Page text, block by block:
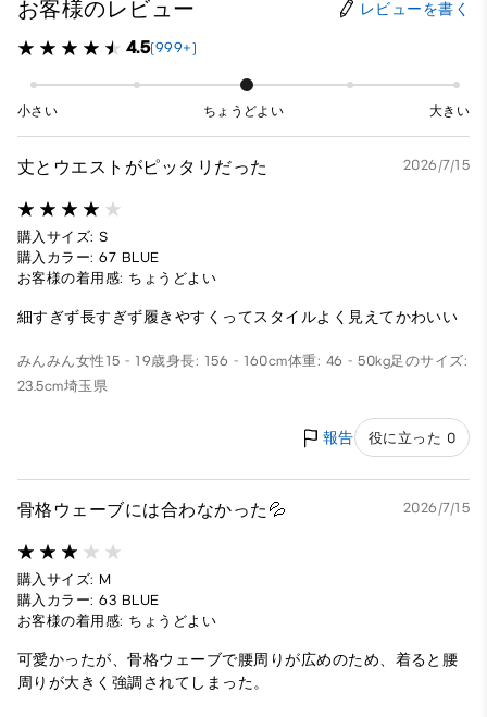
お客様のレビュー レビューを書く
4.5(999+)
小さい ちょうどよい 大きい
丈とウエストがピッタリだった 2026/7/15
購入サイズ: S
購入カラー: 67 BLUE
お客様の着用感: ちょうどよい
細すぎず長すぎず履きやすくってスタイルよく見えてかわいい
みんみん女性 15 - 19歳身長: 156 - 160cm体重: 46 - 50kg足のサイズ:
23.5cm埼玉県
報告 役に立った 0
骨格ウェーブには合わなかった💦 2026/7/15
購入サイズ: M
購入カラー: 63 BLUE
お客様の着用感: ちょうどよい
可愛かったが、骨格ウェーブで腰周りが広めのため、着ると腰
周りが大きく強調されてしまった。